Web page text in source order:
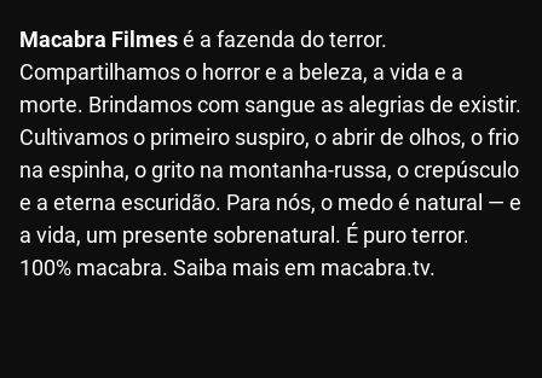
Macabra Filmesé a fazenda do terror.
Compartilhamos o horror e a beleza, a vida e a
morte. Brindamos com sangue as alegrias de existir.
Cultivamos o primeiro suspiro, o abrir de olhos, o frio
na espinha, o grito na montanha-russa, o crepúsculo
e a eterna escuridão. Para nós, o medo é natural — e
a vida, um presente sobrenatural. É puro terror.
100% macabra. Saiba mais em macabra.tv.